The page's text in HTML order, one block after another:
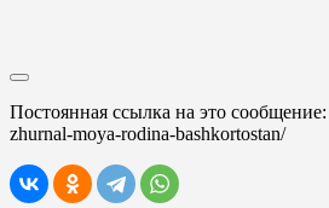
Постоянная ссылка на это сообщение:
zhurnal-moya-rodina-bashkortostan/